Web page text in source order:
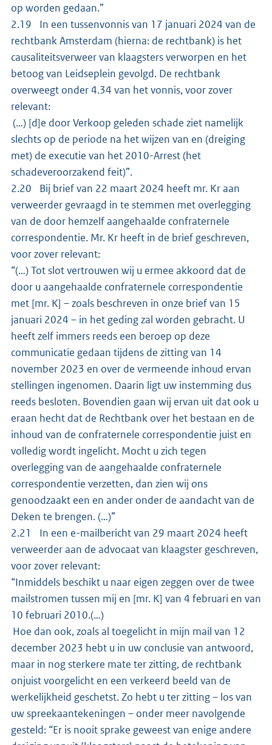
op worden gedaan.”
2.19 In een tussenvonnis van 17 januari 2024 van de
rechtbank Amsterdam (hierna: de rechtbank) is het
causaliteitsverweer van klaagsters verworpen en het
betoog van Leidseplein gevolgd. De rechtbank
overweegt onder 4.34 van het vonnis, voor zover
relevant:
(…) [d]e door Verkoop geleden schade ziet namelijk
slechts op de periode na het wijzen van en (dreiging
met) de executie van het 2010-Arrest (het
schadeveroorzakend feit)”.
2.20 Bij brief van 22 maart 2024 heeft mr. Kr aan
verweerder gevraagd in te stemmen met overlegging
van de door hemzelf aangehaalde confraternele
correspondentie. Mr. Kr heeft in de brief geschreven,
voor zover relevant:
“(…) Tot slot vertrouwen wij u ermee akkoord dat de
door u aangehaalde confraternele correspondentie
met [mr. K] – zoals beschreven in onze brief van 15
januari 2024 – in het geding zal worden gebracht. U
heeft zelf immers reeds een beroep op deze
communicatie gedaan tijdens de zitting van 14
november 2023 en over de vermeende inhoud ervan
stellingen ingenomen. Daarin ligt uw instemming dus
reeds besloten. Bovendien gaan wij ervan uit dat ook u
eraan hecht dat de Rechtbank over het bestaan en de
inhoud van de confraternele correspondentie juist en
volledig wordt ingelicht. Mocht u zich tegen
overlegging van de aangehaalde confraternele
correspondentie verzetten, dan zien wij ons
genoodzaakt een en ander onder de aandacht van de
Deken te brengen. (…)”
2.21 In een e-mailbericht van 29 maart 2024 heeft
verweerder aan de advocaat van klaagster geschreven,
voor zover relevant:
“Inmiddels beschikt u naar eigen zeggen over de twee
mailstromen tussen mij en [mr. K] van 4 februari en van
10 februari 2010.(…)
Hoe dan ook, zoals al toegelicht in mijn mail van 12
december 2023 hebt u in uw conclusie van antwoord,
maar in nog sterkere mate ter zitting, de rechtbank
onjuist voorgelicht en een verkeerd beeld van de
werkelijkheid geschetst. Zo hebt u ter zitting – los van
uw spreekaantekeningen – onder meer navolgende
gesteld: “Er is nooit sprake geweest van enige andere